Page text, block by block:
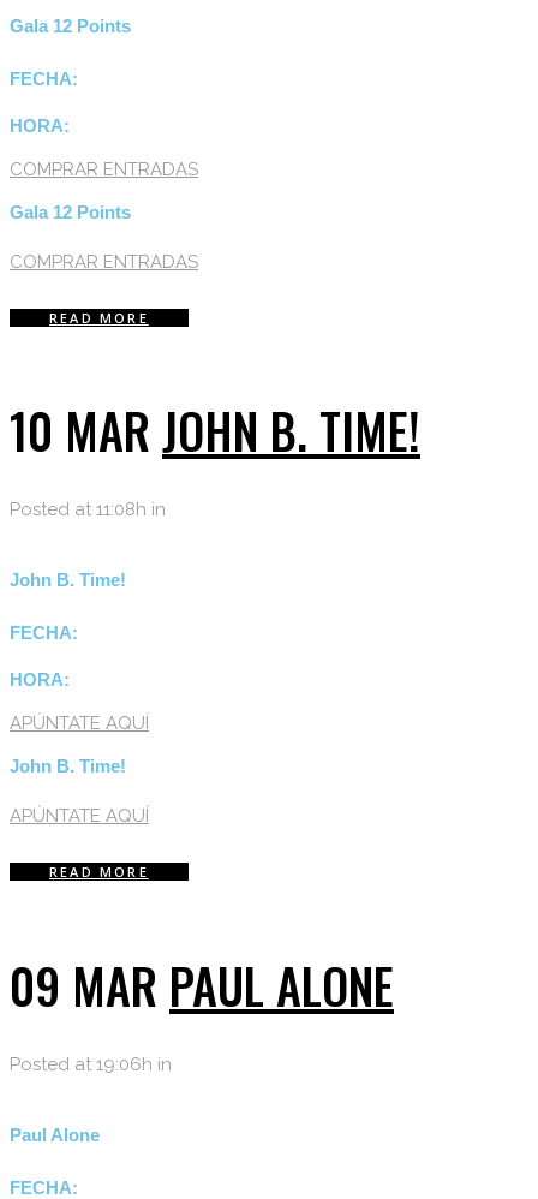
Gala 12 Points
FECHA:
HORA:
COMPRAR ENTRADAS
Gala 12 Points
COMPRAR ENTRADAS
READ MORE
10 MARJOHN B. TIME!
Posted at 11:08h in
John B. Time!
FECHA:
HORA:
APÚNTATE AQUÍ
John B. Time!
APÚNTATE AQUÍ
READ MORE
09 MAR PAUL ALONE
Posted at 19:06h in
Paul Alone
FECHA: